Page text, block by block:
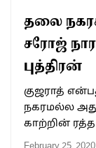
தலை
சரோஜ்
புத்திரன்
குஜராத்
நகரமல்ல
காற்றின்